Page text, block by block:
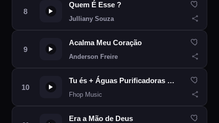
Quem É Esse ?
Julliany Souza
Acalma Meu Coração
Anderson Freire
Tu és + Águas Purificadoras (Ao Vivo)
Fhop Music
Era a Mão de Deus